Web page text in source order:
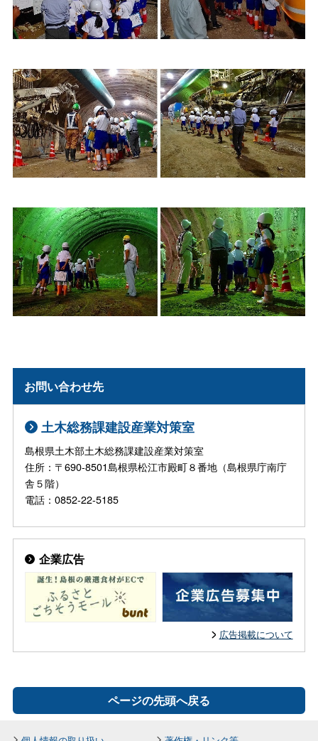
お問い合わせ先
土木総務課建設産業対策室
島根県土木部土木総務課建設産業対策室
住所：〒690-8501島根県松江市殿町８番地（島根県庁南庁
舎５階）
電話：0852-22-5185
企業広告
広告掲載について
ページの先頭へ戻る